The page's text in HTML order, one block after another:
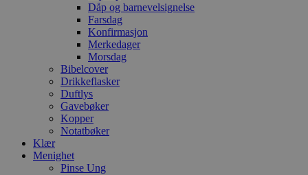
Dåp og barnevelsignelse
Farsdag
Konfirmasjon
Merkedager
Morsdag
Bibelcover
Drikkeflasker
Duftlys
Gavebøker
Kopper
Notatbøker
Klær
Menighet
Pinse Ung